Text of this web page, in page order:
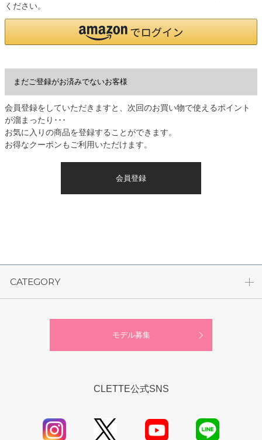
ください。
まだご登録がお済みでないお客様
会員登録をしていただきますと、次回のお買い物で使えるポイント
が溜まったり･･･
お気に入りの商品を登録することができます。
お得なクーポンもご利用いただけます。
会員登録
CATEGORY
モデル募集
CLETTE公式SNS